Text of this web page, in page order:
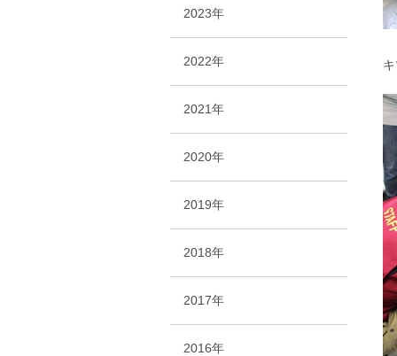
2023年
2022年
2021年
2020年
2019年
2018年
2017年
2016年